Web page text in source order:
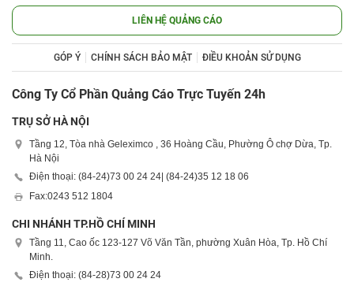
LIÊN HỆ QUẢNG CÁO
GÓP Ý CHÍNH SÁCH BẢO MẬT ĐIỀU KHOẢN SỬ DỤNG
Công Ty Cổ Phần Quảng Cáo Trực Tuyến 24h
TRỤ SỞ HÀ NỘI
Tầng 12, Tòa nhà Geleximco , 36 Hoàng Cầu, Phường Ô chợ Dừa, Tp.
Hà Nội
Điện thoại: (84-24)73 00 24 24 | (84-24)35 12 18 06
Fax:0243 512 1804
CHI NHÁNH TP.HỒ CHÍ MINH
Tầng 11, Cao ốc 123-127 Võ Văn Tần, phường Xuân Hòa, Tp. Hồ Chí
Minh.
Điện thoại: (84-28)73 00 24 24